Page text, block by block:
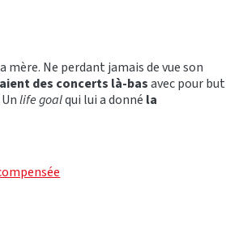
mère. Ne perdant jamais de vue son
des concerts là-basavec pour but
life goalqui lui a donné la